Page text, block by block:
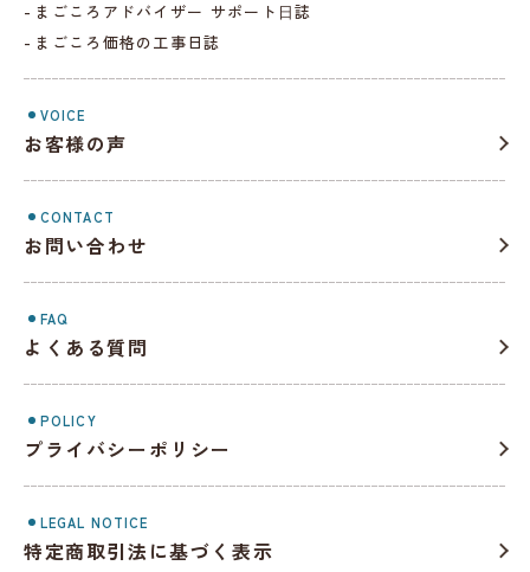
まごころアドバイザー サポート⽇誌
まごころ価格の工事日誌
VOICE
お客様の声
CONTACT
お問い合わせ
FAQ
よくある質問
POLICY
プライバシーポリシー
LEGAL NOTICE
特定商取引法に基づく表示